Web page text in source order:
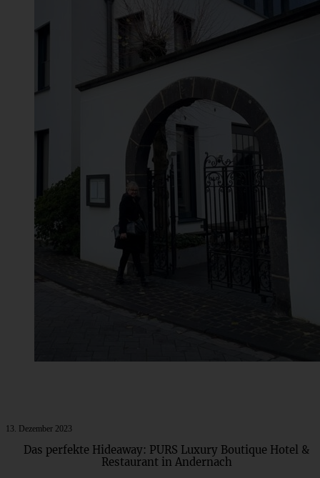
13. Dezember 2023
Das perfekte Hideaway: PURS Luxury Boutique Hotel &
Restaurant in Andernach